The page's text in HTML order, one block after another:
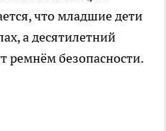
что младшие дети
а десятилетний
ремнём безопасности.